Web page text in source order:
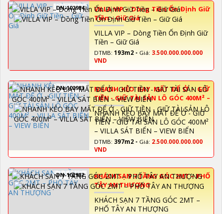
DN-102984
VILLA VIP – Dòng Tiền Ổn Định Giữ
Tiền – Giữ Giá
VILLA VIP – Dòng Tiền Ổn Định Giữ
Tiền – Giữ Giá
DTMB: 193m2 - Giá: 3.500.000.000.000
VND
DN-102983
NHANH KẺO BAY MẤT ĐỂ Ở - GIỮ
TIỀN - GIỮ TÀI SẢN LÔ GÓC 400M² –
VILLA SÁT BIỂN – VIEW BIỂN
NHANH KẺO BAY MẤT ĐỂ Ở - GIỮ
TIỀN - GIỮ TÀI SẢN LÔ GÓC 400M²
– VILLA SÁT BIỂN – VIEW BIỂN
DTMB: 397m2 - Giá: 2.500.000.000.000
VND
DN-102982
KHÁCH SẠN 7 TẦNG GÓC 2MT – PHỐ
TÂY AN THƯỢNG
KHÁCH SẠN 7 TẦNG GÓC 2MT –
PHỐ TÂY AN THƯỢNG